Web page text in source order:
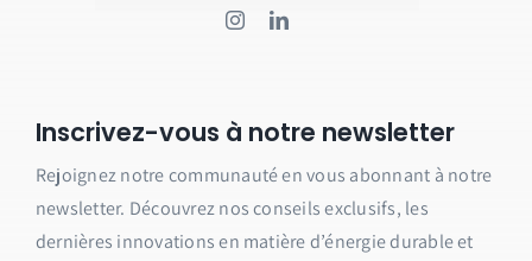
Inscrivez-vous à notre newsletter
Rejoignez notre communauté en vous abonnant à notre
newsletter. Découvrez nos conseils exclusifs, les
dernières innovations en matière d’énergie durable et